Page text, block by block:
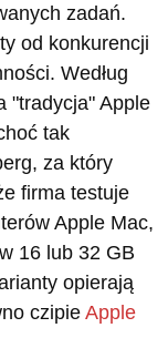
zadań.
od konkurencji
Według
"tradycja" Apple
tak
za który
firma testuje
Apple Mac,
16 lub 32 GB
opierają
czipie Apple